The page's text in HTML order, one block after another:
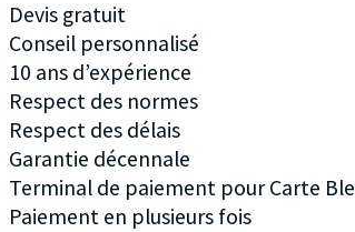
Devis gratuit
Conseil personnalisé
10 ans d’expérience
Respect des normes
Respect des délais
Garantie décennale
Terminal de paiement pour Carte
Paiement en plusieurs fois